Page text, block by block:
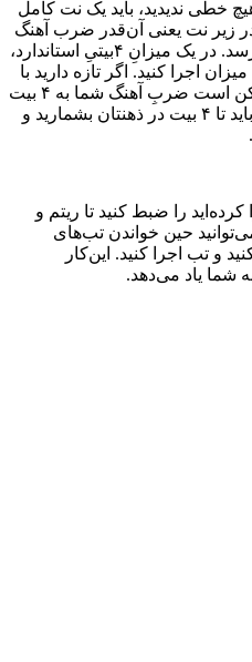
خطی ندیدید، باید یک نت کامل
زیر نت یعنی آن‌قدر ضرب آهنگ
را ادامه دهید که میزان به اتمام برسد. در یک میزانِ ۴بیتیِ استاندارد،
اجرا کنید. اگر تازه دارید با
ساز اوکوله له آشنا می‌شوید، ممکن است ضربِ آهنگ شما به ۴ بیت
هم نرسد! همیشه یادتان باشد که باید تا ۴ بیت در ذهنتان بشمارید و
کرده‌اید را ضبط کنید تا ریتم و
حین خواندن تب‌های
و تب‌ اجرا کنید. این‌کار
شما یاد می‌دهد.